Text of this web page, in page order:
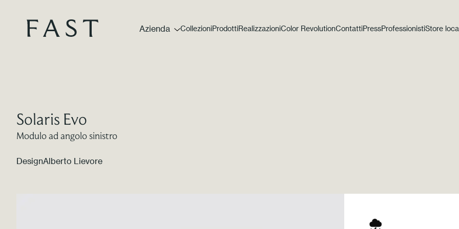
Azienda CollezioniProdottiRealizzazioniColor RevolutionContattiPressProfessionistiStore
Solaris Evo
Modulo ad angolo sinistro
DesignAlberto Lievore